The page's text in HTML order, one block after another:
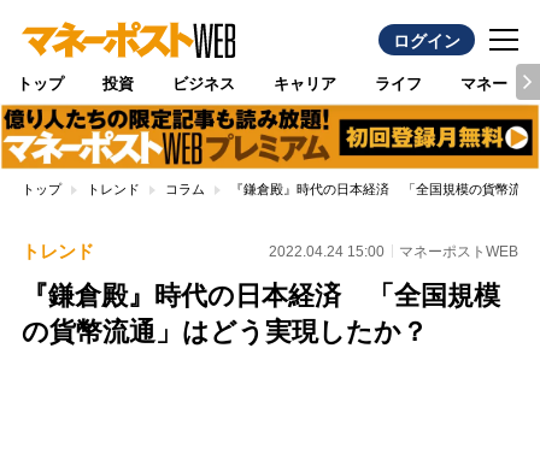
ログイン
トップ 投資 ビジネス キャリア ライフ マネー
トップ トレンド コラム 『鎌倉殿』時代の日本経済 「全国規模の貨幣流通
トレンド 2022.04.24 15:00 マネーポストWEB
『鎌倉殿』時代の日本経済 「全国規模
の貨幣流通」はどう実現したか？